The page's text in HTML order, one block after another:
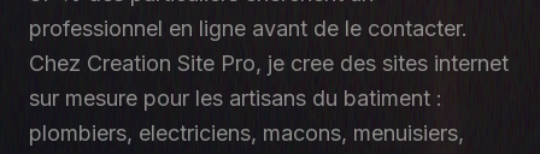
professionnel en ligne avant de le contacter.
Chez Creation Site Pro, je cree des sites internet
sur mesure pour les artisans du batiment :
plombiers, electriciens, macons, menuisiers,